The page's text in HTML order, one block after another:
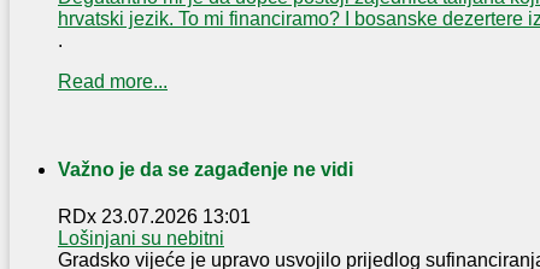
hrvatski jezik. To mi financiramo? I bosanske dezertere
.
Read more...
Važno je da se zagađenje ne vidi
RDx 23.07.2026 13:01
Lošinjani su nebitni
Gradsko vijeće je upravo usvojilo prijedlog